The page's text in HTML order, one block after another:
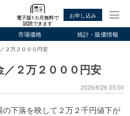
電子版1カ月無料で
試読できます
お申し込み
市場価格 統計・販価情報
２万２０００円安
２万２０００円安
2026/6/26 05:00
下落を映して２万２千円値下が